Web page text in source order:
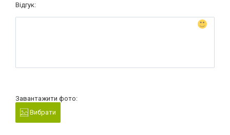
Відгук:
Завантажити фото:
Вибрати